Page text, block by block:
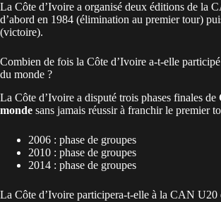
La Côte d’Ivoire a organisé deux éditions de la
d’abord en 1984 (élimination au premier tour)
(victoire).
Combien de fois la Côte d’Ivoire a-t-elle
du monde ?
La Côte d’Ivoire a disputé trois phases finales de
monde sans jamais réussir à franchir le premier
2006 : phase de groupes
2010 : phase de groupes
2014 : phase de groupes
La Côte d’Ivoire participera-t-elle à la CAN U20